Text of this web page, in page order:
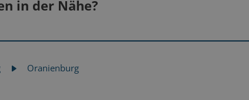
Str. fahren und nach ca. 300m die
in der Nähe?
Oranienburg